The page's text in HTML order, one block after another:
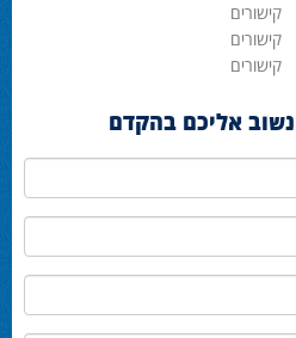
קישורים
קישורים
קישורים
אליכם בהקדם